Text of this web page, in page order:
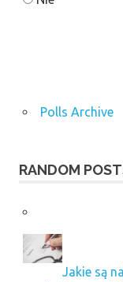
Polls Archive
RANDOM
Jakie są